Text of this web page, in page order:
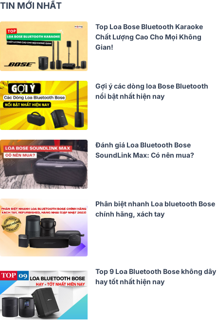
TIN MỚI NHẤT
Top Loa Bose Bluetooth Karaoke
Chất Lượng Cao Cho Mọi Không
Gian!
Gợi ý các dòng loa Bose Bluetooth
nổi bật nhất hiện nay
Đánh giá Loa Bluetooth Bose
SoundLink Max: Có nên mua?
Phân biệt nhanh Loa bluetooth Bose
chính hãng, xách tay
Top 9 Loa Bluetooth Bose không dây
hay tốt nhất hiện nay